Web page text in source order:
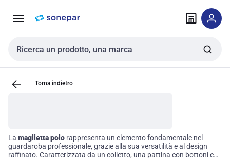
navigazione alla
Cerca input
Torna indietro
La maglietta polo rappresenta un elemento fondamentale nel
guardaroba professionale, grazie alla sua versatilità e al design
raffinato. Caratterizzata da un colletto, una pattina con bottoni e